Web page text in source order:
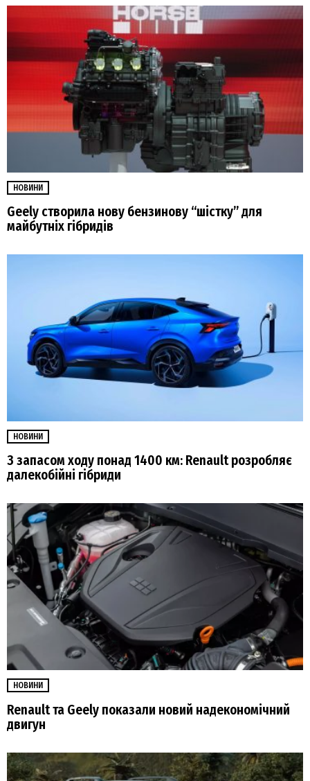
НОВИНИ
Geely створила нову бензинову “шістку” для
майбутніх гібридів
НОВИНИ
З запасом ходу понад 1400 км: Renault розробляє
далекобійні гібриди
НОВИНИ
Renault та Geely показали новий надекономічний
двигун